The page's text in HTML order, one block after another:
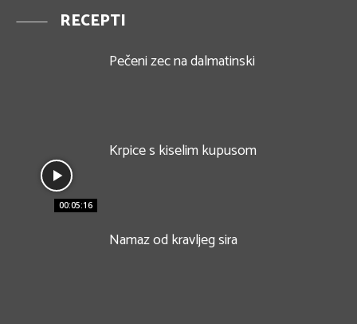
RECEPTI
Pečeni zec na dalmatinski
00:05:16
Krpice s kiselim kupusom
Namaz od kravljeg sira